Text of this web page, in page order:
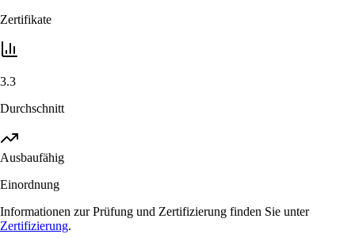
Zertifikate
3.3
Durchschnitt
Ausbaufähig
Einordnung
Informationen zur Prüfung und Zertifizierung finden Sie unter
Zertifizierung.